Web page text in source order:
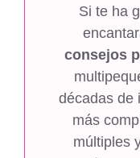
Si te ha
consejos
décadas de
más
múltiples